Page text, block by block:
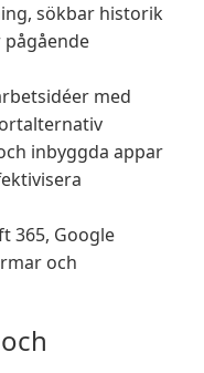
sökbar historik
med
inbyggda appar
365, Google
och